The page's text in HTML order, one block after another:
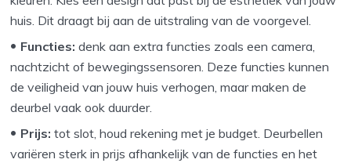
huis. Dit draagt bij aan de uitstraling van de voorgevel.
Functies: denk aan extra functies zoals een camera,
nachtzicht of bewegingssensoren. Deze functies kunnen
de veiligheid van jouw huis verhogen, maar maken de
deurbel vaak ook duurder.
Prijs: tot slot, houd rekening met je budget. Deurbellen
variëren sterk in prijs afhankelijk van de functies en het